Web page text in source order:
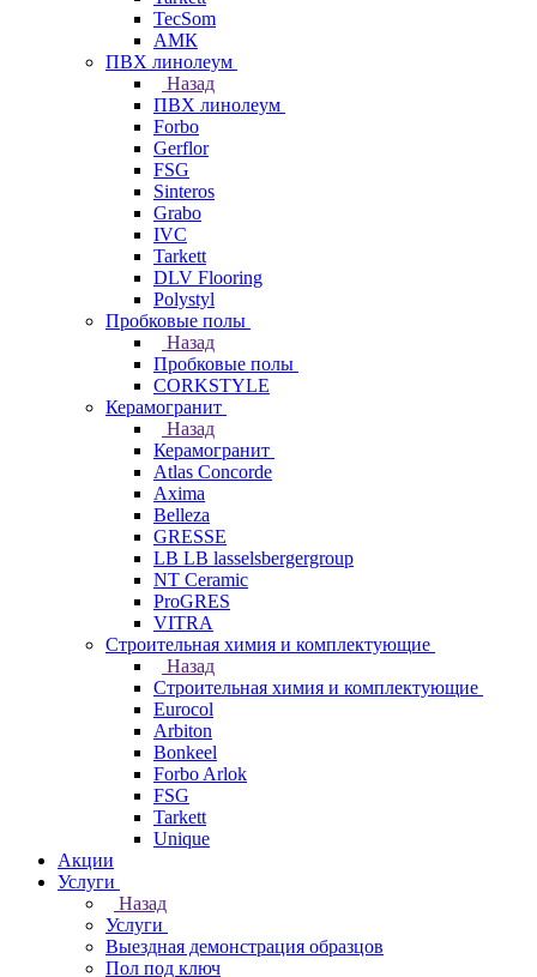
TecSom
АМК
ПВХ линолеум
Назад
ПВХ линолеум
Forbo
Gerflor
FSG
Sinteros
Grabo
IVC
Tarkett
DLV Flooring
Polystyl
Пробковые полы
Назад
Пробковые полы
CORKSTYLE
Керамогранит
Назад
Керамогранит
Atlas Concorde
Axima
Belleza
GRESSE
LB LB lasselsbergergroup
NT Ceramic
ProGRES
VITRA
Строительная химия и комплектующие
Назад
Строительная химия и комплектующие
Eurocol
Arbiton
Bonkeel
Forbo Arlok
FSG
Tarkett
Unique
Акции
Услуги
Назад
Услуги
Выездная демонстрация образцов
Пол под ключ